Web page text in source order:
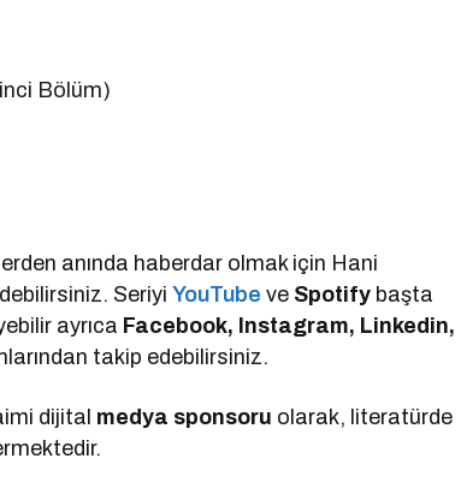
Bölüm)
anında haberdar olmak için Hani
SeriyiYouTube ve Spotify başta
ayrıca Facebook, Instagram, Linkedin,
takip edebilirsiniz.
dijital medya sponsoru olarak, literatürde